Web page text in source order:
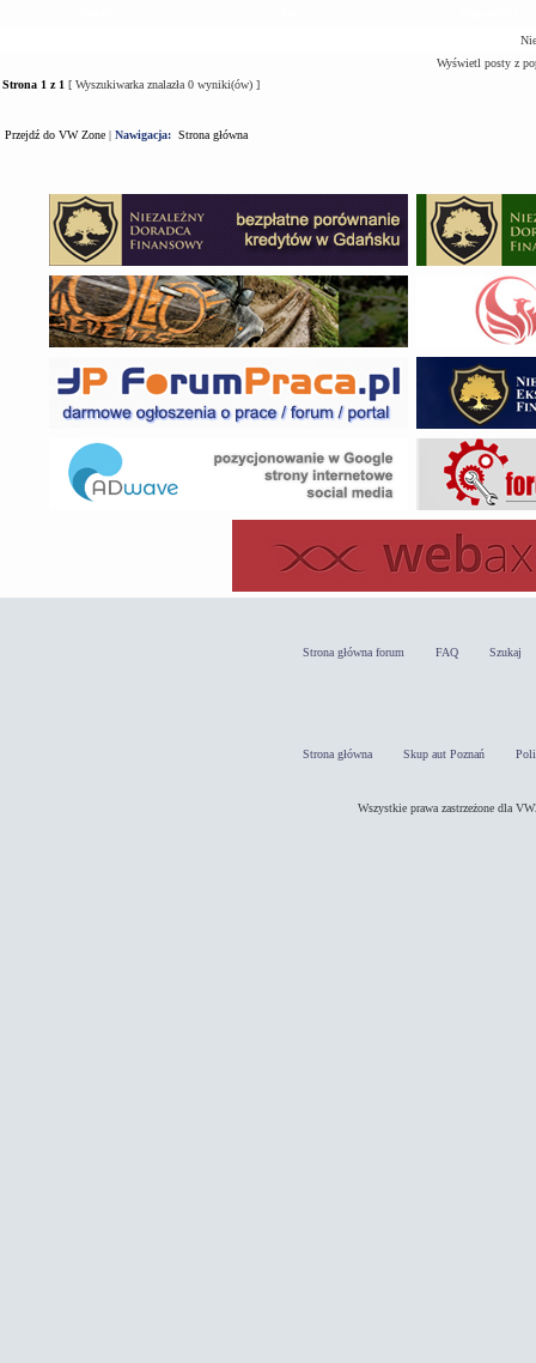
Wyświetl posty z
Strona 1 z 1 [ Wyszukiwarka znalazła 0 wyniki(ów) ]
Przejdź do VW Zone | Nawigacja: Strona główna
Strona główna forum FAQ Szukaj
Strona główna Skup aut Poznań
Wszystkie prawa zastrzeżone dla